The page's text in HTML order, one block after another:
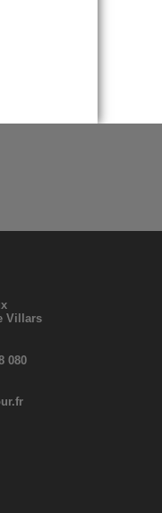
Villars
080